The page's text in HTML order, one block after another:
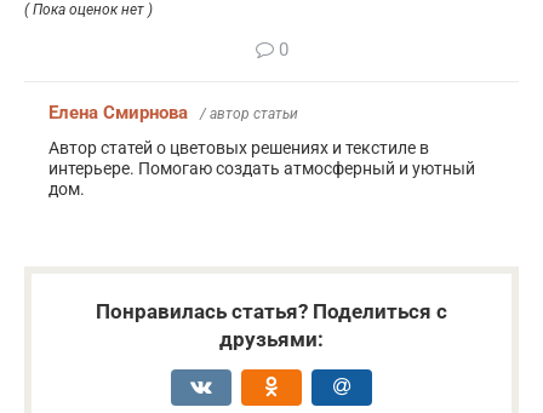
( Пока оценок нет )
0
Елена Смирнова / автор статьи
Автор статей о цветовых решениях и текстиле в
интерьере. Помогаю создать атмосферный и уютный
дом.
Понравилась статья? Поделиться с
друзьями: